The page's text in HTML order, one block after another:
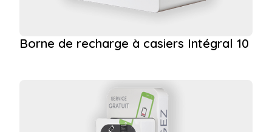
Borne de recharge à casiers Intégral 10